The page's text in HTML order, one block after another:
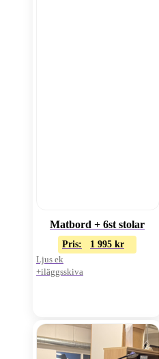
Matbord + 6st stolar
Pris: 1 995 kr
Ljus ek
+iläggsskiva